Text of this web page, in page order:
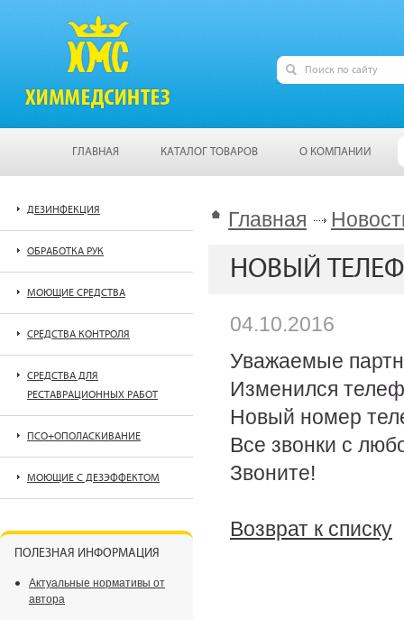
ГЛАВНАЯ КАТАЛОГ ТОВАРОВ О КОМПАНИИ
Главная
НОВЫЙ
04.10.2016
Уважаемые
Изменился
Новый номер
Все звонки с
Звоните!
Возврат к списку
ДЕЗИНФЕКЦИЯ
ОБРАБОТКА РУК
МОЮЩИЕ СРЕДСТВА
СРЕДСТВА КОНТРОЛЯ
СРЕДСТВА ДЛЯ
РЕСТАВРАЦИОННЫХ РАБОТ
ПСО+ОПОЛАСКИВАНИЕ
МОЮЩИЕ С ДЕЗЭФФЕКТОМ
ПОЛЕЗНАЯ ИНФОРМАЦИЯ
Актуальные нормативы от
автора